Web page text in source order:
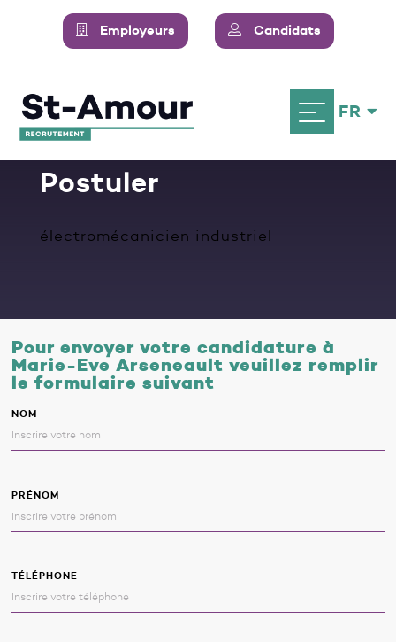
Employeurs Candidats
FR
Postuler
électromécanicien industriel
Pour envoyer votre candidature à
Marie-Eve Arseneault veuillez remplir
le formulaire suivant
NOM
PRÉNOM
TÉLÉPHONE